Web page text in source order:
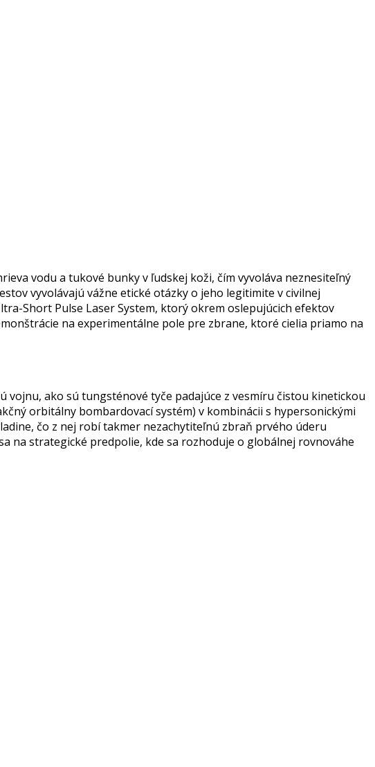
vodu a tukové bunky v ľudskej koži, čím vyvoláva neznesiteľný
vyvolávajú vážne etické otázky o jeho legitimite v civilnej
Short Pulse Laser System, ktorý okrem oslepujúcich efektov
na experimentálne pole pre zbrane, ktoré cielia priamo na
ako sú tungsténové tyče padajúce z vesmíru čistou kinetickou
orbitálny bombardovací systém) v kombinácii s hypersonickými
čo z nej robí takmer nezachytiteľnú zbraň prvého úderu
na strategické predpolie, kde sa rozhoduje o globálnej rovnováhe